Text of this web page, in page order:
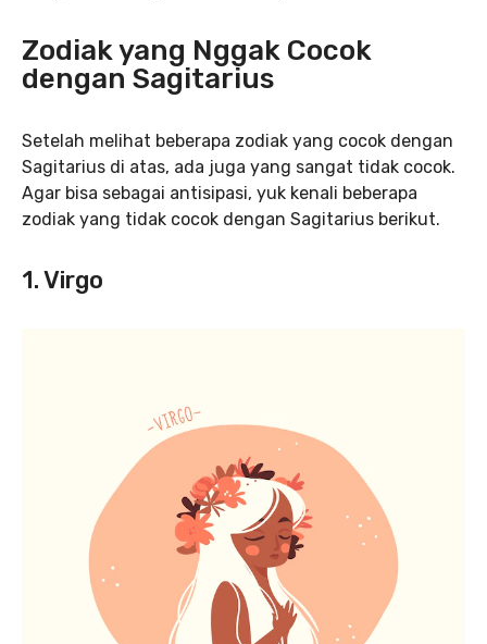
Zodiak yang Nggak Cocok
dengan Sagitarius
Setelah melihat beberapa zodiak yang cocok dengan
Sagitarius di atas, ada juga yang sangat tidak cocok.
Agar bisa sebagai antisipasi, yuk kenali beberapa
zodiak yang tidak cocok dengan Sagitarius berikut.
1. Virgo